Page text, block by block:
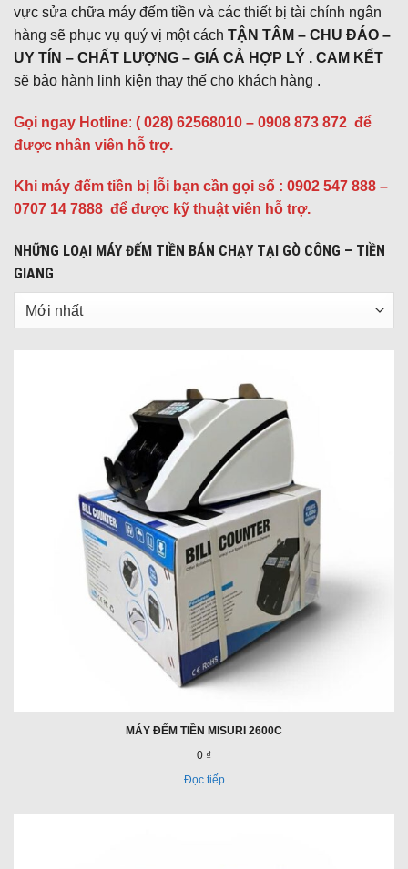
vực sửa chữa máy đếm tiền và các thiết bị tài chính ngân
hàng sẽ phục vụ quý vị một cách TẬN TÂM – CHU ĐÁO –
UY TÍN – CHẤT LƯỢNG – GIÁ CẢ HỢP LÝ . CAM KẾT
sẽ bảo hành linh kiện thay thế cho khách hàng .
Gọi ngay Hotline: ( 028) 62568010 – 0908 873 872 để
được nhân viên hỗ trợ.
Khi máy đếm tiền bị lỗi bạn cần gọi số : 0902 547 888 –
0707 14 7888 để được kỹ thuật viên hỗ trợ.
NHỮNG LOẠI MÁY ĐẾM TIỀN BÁN CHẠY TẠI GÒ CÔNG – TIỀN
GIANG
Sắp
MÁY ĐẾM TIỀN MISURI 2600C
0 ₫
Đọc tiếp